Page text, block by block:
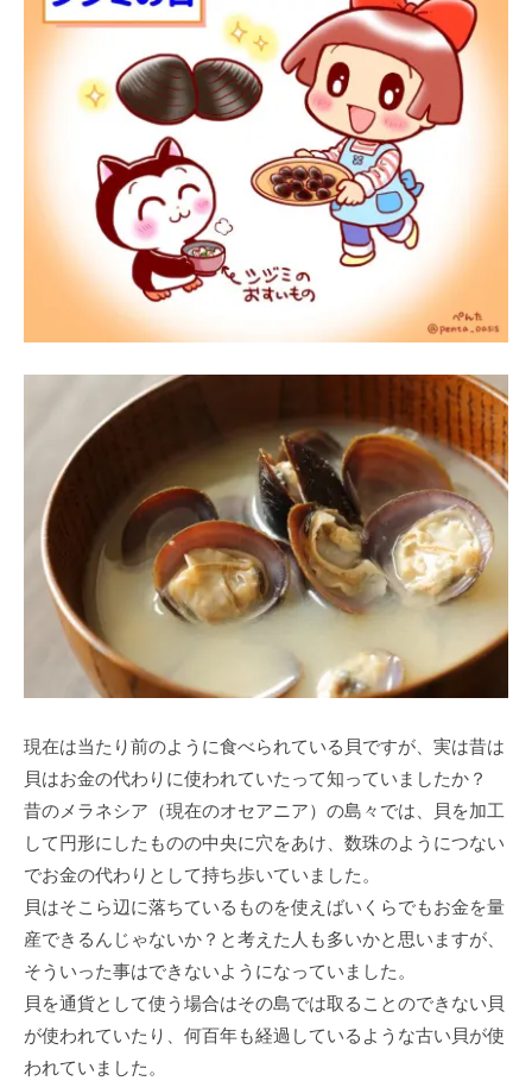
現在は当たり前のように食べられている貝ですが、実は昔は
貝はお金の代わりに使われていたって知っていましたか？
昔のメラネシア（現在のオセアニア）の島々では、貝を加工
して円形にしたものの中央に穴をあけ、数珠のようにつない
でお金の代わりとして持ち歩いていました。
貝はそこら辺に落ちているものを使えばいくらでもお金を量
産できるんじゃないか？と考えた人も多いかと思いますが、
そういった事はできないようになっていました。
貝を通貨として使う場合はその島では取ることのできない貝
が使われていたり、何百年も経過しているような古い貝が使
われていました。